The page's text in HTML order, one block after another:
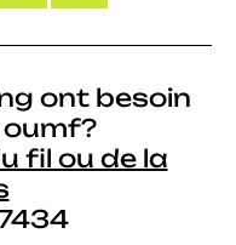
ont besoin
oumf?
fil ou de la